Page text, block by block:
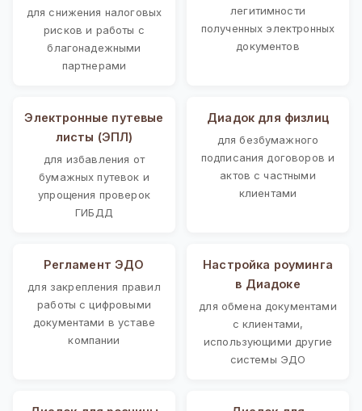
для снижения налоговых
рисков и работы с
благонадежными
партнерами
легитимности
полученных электронных
документов
Электронные путевые
листы (ЭПЛ)
для избавления от
бумажных путевок и
упрощения проверок
ГИБДД
Диадок для физлиц
для безбумажного
подписания договоров и
актов с частными
клиентами
Регламент ЭДО
для закрепления правил
работы с цифровыми
документами в уставе
компании
Настройка роуминга
в Диадоке
для обмена документами
с клиентами,
использующими другие
системы ЭДО